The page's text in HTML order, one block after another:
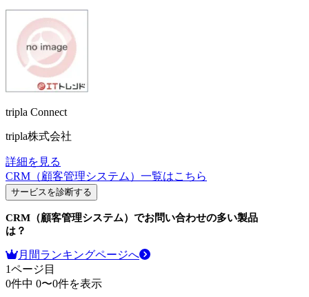
tripla Connect
tripla株式会社
詳細を見る
CRM（顧客管理システム） 一覧はこちら
サービスを診断する
CRM（顧客管理システム） でお問い合わせの多い製品
は？
月間ランキングページへ
1ページ目
0件中 0〜0件を表示